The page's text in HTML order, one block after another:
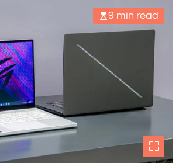
9 min read